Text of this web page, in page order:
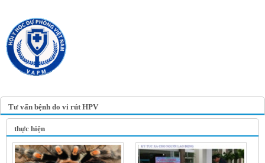
Tư vấn bệnh do vi rút HPV
thực hiện